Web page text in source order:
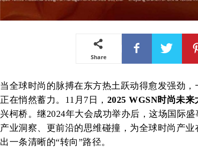
Share
当全球时尚的脉搏在东方热土跃动得愈发强劲
正在悄然蓄力。11月7日， 2025 WGSN时尚未来
兴柯桥。继2024年大会成功举办后，这场国际
产业洞察、更前沿的思维碰撞，为全球时尚产
出一条清晰的“转向”路径。